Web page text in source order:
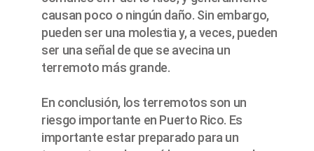
causan poco o ningún daño. Sin embargo,
pueden ser una molestia y, a veces, pueden
ser una señal de que se avecina un
terremoto más grande.
En conclusión, los terremotos son un
riesgo importante en Puerto Rico. Es
importante estar preparado para un